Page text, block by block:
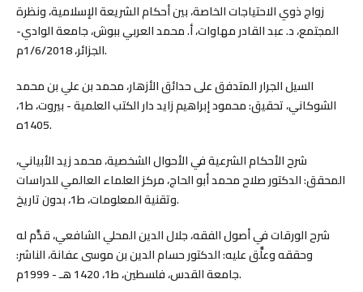
زواج ذوي الاحتياجات الخاصة، بين أحكام الشريعة الإسلامية، ونظرة
المجتمع، د. عبد القادر مهاوات، أ. محمد العربي ببوش، جامعة الوادي-
الجزائر، 1/6/2018م.
السيل الجرار المتدفق على حدائق الأزهار، محمد بن علي بن محمد
الشوكاني، تحقيق: محمود إبراهيم زايد دار الكتب العلمية - بيروت، ط1،
1405ه.
شرح الأحكام الشرعية في الأحوال الشخصية، محمد زيد الأبياني،
المحقق: الدكتور صلاح محمد أبو الحاج، مركز العلماء العالمي للدراسات
وتقنية المعلومات، ط1، بدون تاريخ.
شرح الورقات في أصول الفقه، جلال الدين المحلي الشافعي، قدَّم له
وحققه وعلَّق عليه: الدكتور حسام الدين بن موسى عفانة، الناشر:
جامعة القدس، فلسطين، ط1، 1420 هـ - 1999م.